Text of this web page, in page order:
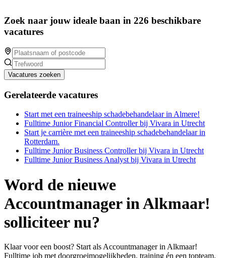
Zoek naar jouw ideale baan in 226 beschikbare
vacatures
Vacatures zoeken
Gerelateerde vacatures
Start met een traineeship schadebehandelaar in Almere!
Fulltime Junior Financial Controller bij Vivara in Utrecht
Start je carrière met een traineeship schadebehandelaar in
Rotterdam.
Fulltime Junior Business Controller bij Vivara in Utrecht
Fulltime Junior Business Analyst bij Vivara in Utrecht
Word de nieuwe
Accountmanager in Alkmaar!
solliciteer nu?
Klaar voor een boost? Start als Accountmanager in Alkmaar!
Fulltime job met doorgroeimogelijkheden, training én een topteam.